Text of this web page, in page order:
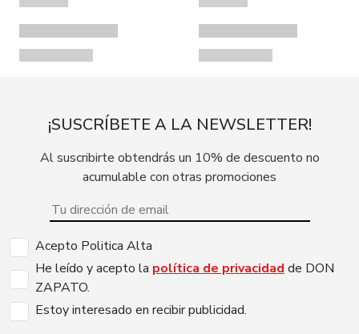
¡SUSCRÍBETE A LA NEWSLETTER!
Al suscribirte obtendrás un 10% de descuento no
acumulable con otras promociones
Acepto Politica Alta
He leído y acepto la política de privacidad de DON
ZAPATO.
Estoy interesado en recibir publicidad.